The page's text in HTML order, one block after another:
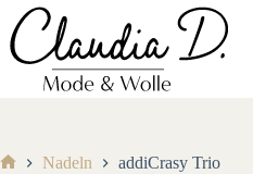
Zum
Inhalt
springen
Nadeln addiCrasy Trio